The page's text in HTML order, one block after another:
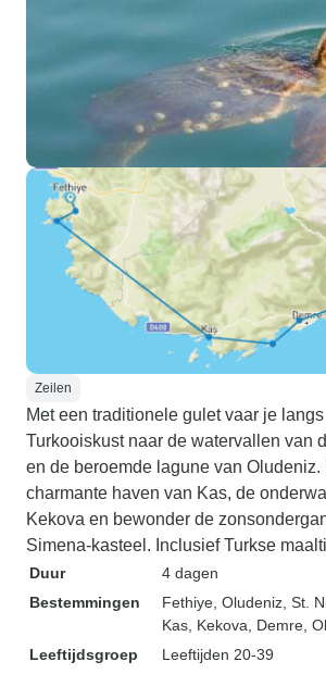
Zeilen
Met een traditionele gulet vaar je
Turkooiskust naar de watervallen van
en de beroemde lagune van Oludeniz.
charmante haven van Kas, de
Kekova en bewonder de
Simena-kasteel. Inclusief Turkse
Duur
4 dagen
Bestemmingen
Fethiye , Oludeniz , St.
Kas , Kekova , Demre ,
Leeftijdsgroep
Leeftijden 20-39